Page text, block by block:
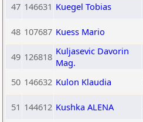
47 146631 Kuegel Tobias
48 107687 Kuess Mario
49 126818 Kuljasevic Davorin
Mag.
50 146632 Kulon Klaudia
51 144612 Kushka ALENA